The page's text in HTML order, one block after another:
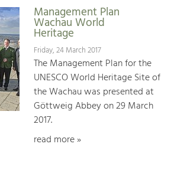
Management Plan
Wachau World
Heritage
Friday, 24 March 2017
The Management Plan for the
UNESCO World Heritage Site of
the Wachau was presented at
Göttweig Abbey on 29 March
2017.
read more »